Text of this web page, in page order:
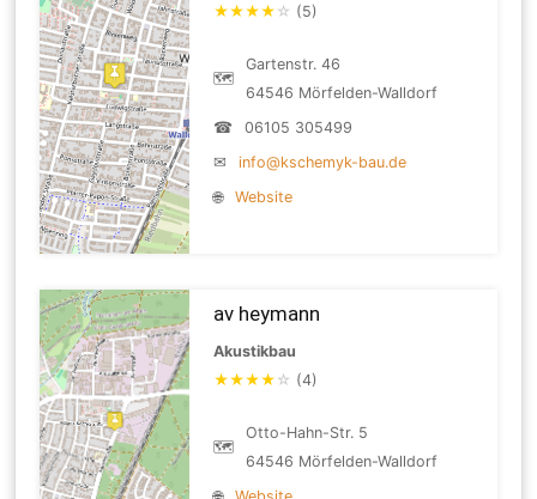
★★★★ ☆ (5)
🗺
Gartenstr. 46
64546 Mörfelden-Walldorf
☎
06105 305499
✉
info@kschemyk-bau.de
🌐
Website
av heymann
Akustikbau
★★★★ ☆ (4)
🗺
Otto-Hahn-Str. 5
64546 Mörfelden-Walldorf